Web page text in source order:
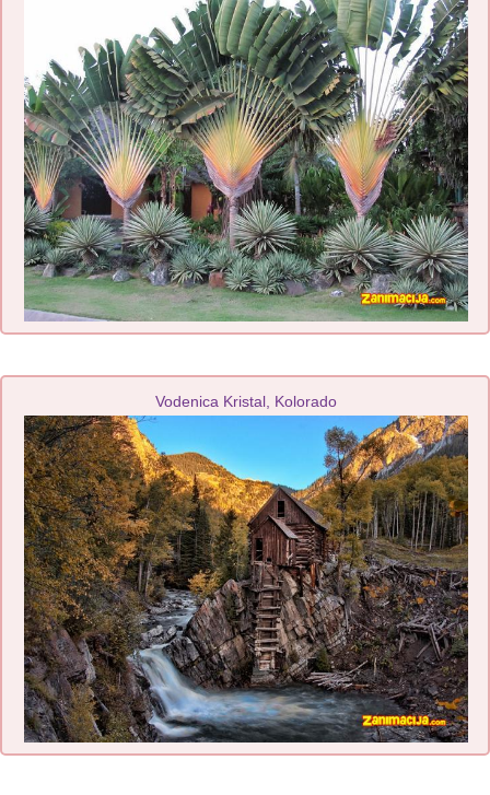
Vodenica Kristal, Kolorado